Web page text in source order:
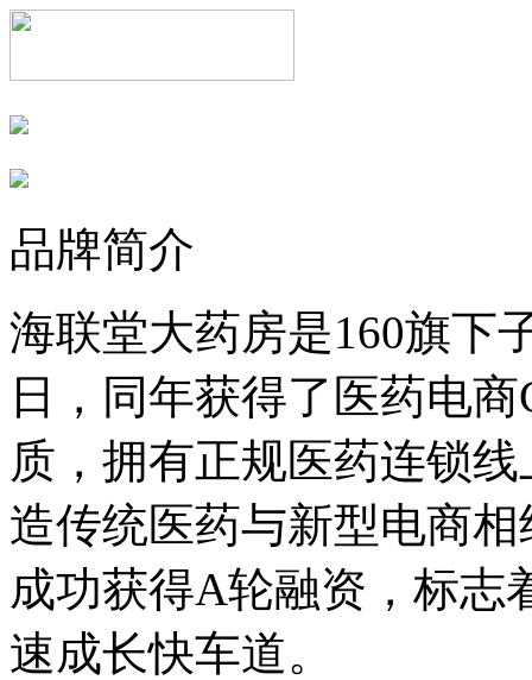
品牌简介
海联堂大药房是160旗下
日，同年获得了医药电
质，拥有正规医药连锁
造传统医药与新型电商
成功获得A轮融资，标志
速成长快车道。